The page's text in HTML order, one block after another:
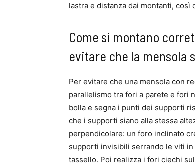
lastra e distanza dai montanti,
Come si montano
evitare che la mensola
Per evitare che una mensola con
parallelismo tra fori a parete e fori
bolla e segna i punti dei supporti
che i supporti siano alla stessa
perpendicolare: un foro inclinato
supporti invisibili serrando le viti
tassello. Poi realizza i fori ciechi